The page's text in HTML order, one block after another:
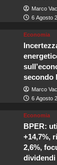
Marco
6 Agosto
Economia
secondo
Marco
6 Agosto
Economia
BPER:
+14,7%,
2,6%,
dividendi